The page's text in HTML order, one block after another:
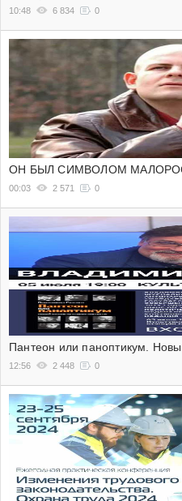
10:48 6 834 0
ОН БЫЛ СИМВОЛОМ
00:03 2 571 0
Пантеон или паноптикум.
12:56 2 448 0